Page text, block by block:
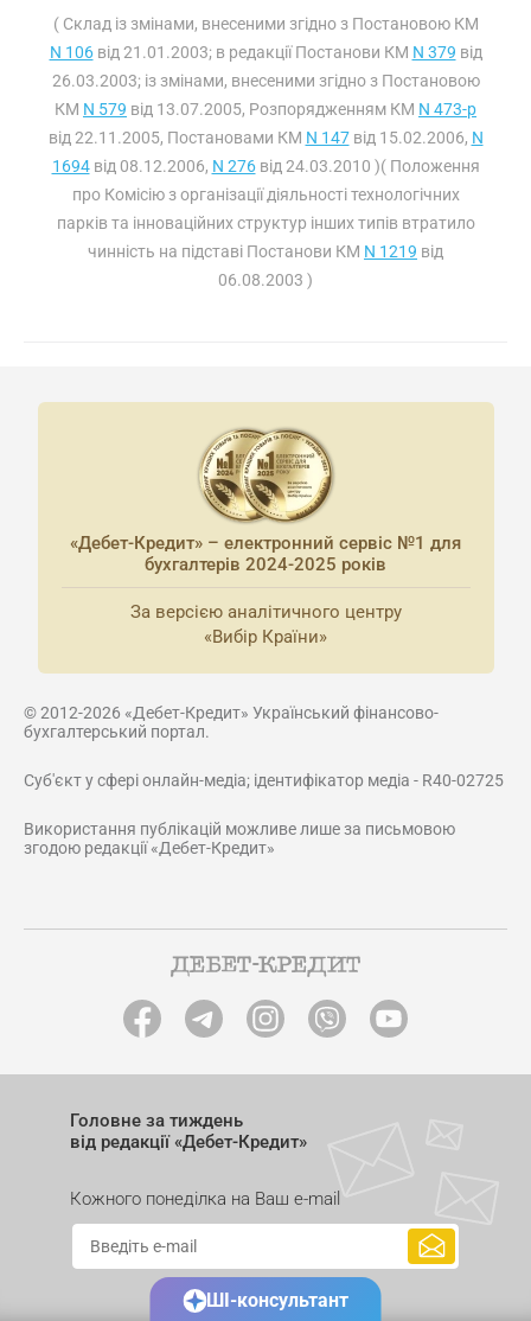
( Склад із змінами, внесеними згідно з Постановою КМ
N 106від 21.01.2003; в редакції Постанови КМ N 379 від
26.03.2003; із змінами, внесеними згідно з Постановою
КМ N 579 від 13.07.2005, Розпорядженням КМ N 473-р
від 22.11.2005, Постановами КМ N 147від 15.02.2006, N
1694від 08.12.2006, N 276від 24.03.2010 )( Положення
про Комісію з організації діяльності технологічних
парків та інноваційних структур інших типів втратило
чинність на підставі Постанови КМ N 1219 від
06.08.2003 )
«Дебет-Кредит» – електронний сервіс №1 для
бухгалтерів 2024-2025 років
За версією аналітичного центру
«Вибір Країни»
© 2012-2026 «Дебет-Кредит» Український фінансово-
бухгалтерський портал.
Суб'єкт у сфері онлайн-медіа; ідентифікатор медіа - R40-02725
Використання публікацій можливе лише за письмовою
згодою редакції «Дебет-Кредит»
Головне за тиждень
від редакції «Дебет-Кредит»
Кожного понеділка на Ваш e-mail
ШІ-консультант